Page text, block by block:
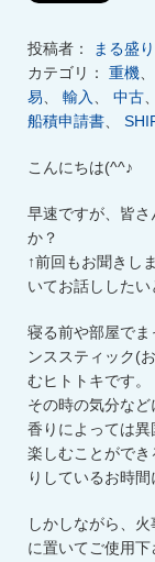
投稿者：
まる盛
カテゴリ： 重機
易
輸入 中古
船積申請書
こんにちは(^^♪
早速ですが、皆さ
か？
↑前回もお聞きし
いてお話ししたい
寝る前や部屋で
ンススティック(
むヒトトキです。
その時の気分など
香りによっては
楽しむことがで
りしているお時
しかしながら、
に置いてご使用